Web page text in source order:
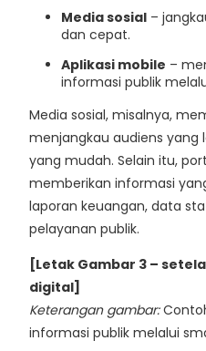
Media sosial –
dan cepat.
Aplikasi mobile –
informasi publik
Media sosial, misalnya,
menjangkau audiens yang
yang mudah. Selain itu,
memberikan informasi
laporan keuangan, data
pelayanan publik.
[Letak Gambar 3 –
digital]
Keterangan gambar:
informasi publik melalui